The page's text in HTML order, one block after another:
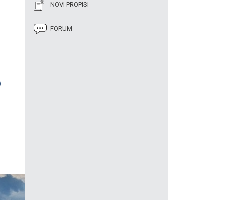
NOVI PROPISI
FORUM